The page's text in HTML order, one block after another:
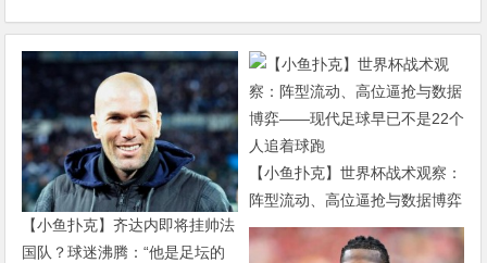
【小鱼扑克】齐达内即将挂帅法
国队？球迷沸腾：“他是足坛的
【小鱼扑克】世界杯战术观察：
阵型流动、高位逼抢与数据博弈
——现代足球早已不是22个人追